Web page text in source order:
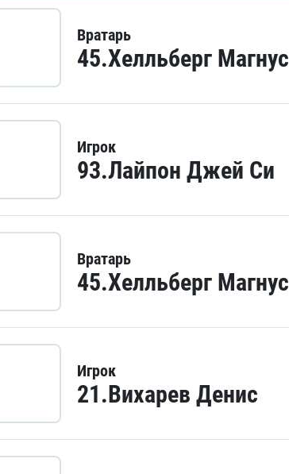
Вратарь
45.Хелльберг Магнус
Игрок
93.Лайпон Джей Си
Вратарь
45.Хелльберг Магнус
Игрок
21.Вихарев Денис